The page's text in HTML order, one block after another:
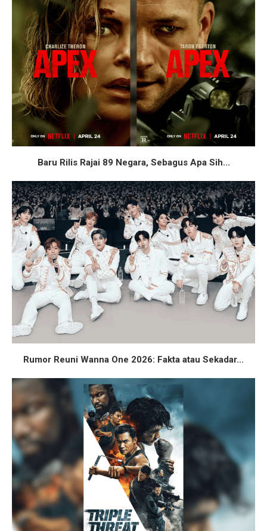
Baru Rilis Rajai 89 Negara, Sebagus Apa Sih...
Rumor Reuni Wanna One 2026: Fakta atau Sekadar...